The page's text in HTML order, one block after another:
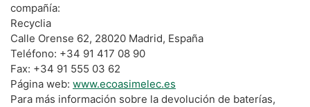
compañía:
Recyclia
Calle Orense 62, 28020 Madrid, España
Teléfono: +34 91 417 08 90
Fax: +34 91 555 03 62
Página web: www.ecoasimelec.es
Para más información sobre la devolución de baterías,